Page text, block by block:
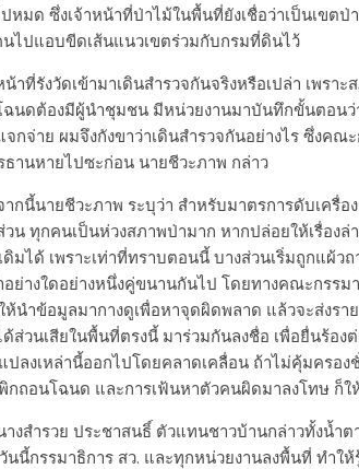
ปหมด ซึ่งเจ้าหน้าที่ป่าไม้ในพื้นที่ยังเชื่อว่าเป็นเข
นไปแอบขีดเส้นแนวเขตร่วมกับกรมที่ดินไว้
น้าที่รังวัดเข้ามาเดินสำรวจกันจริงหรือเปล่า เพ
ฉนดต้องมีผู้นำชุมชน มีหน่วยงานมาบันทึกขั้นตอนว่
กจ่าย ผมจึงกังขาว่าเดินสำรวจกันอย่างไร ซึ่งคณ
ธานหายไปซะก่อน นายชีวะภาพ กล่าว
ากนี้นายชีวะภาพ ระบุว่า สำหรับมาตรการดับเครื่
น ทุกคนเป็นห่วงสภาพป่ามาก หากปล่อยให้เรื่อง
มได้ เพราะเท่าที่ทราบตอนนี้ บางส่วนเริ่มถูกแผ้ว
ย่างใดอย่างหนึ่งคู่ขนานกันไป โดยทางคณะกรรม
ห้นำข้อมูลมากางดูเพื่อหาจุดผิดพลาด แล้วจะส่งร
ด้ส่วนเสียในพื้นที่ตรงนี้ มาร่วมกันลงชื่อ เพื่อยื่นร้อ
ลงเหล่านี้ออกไปโดยคลาดเคลื่อน ถ้าไม่คุ้มครอง
พิกถอนโฉนด และการเฟ้นหาตัวคนผิดมาลงโทษ ก็
างสำรวย ประชาสนธิ์ ตัวแทนชาวบ้านกล่าวทั้งน้
นนี้กรรมาธิการ สว. และทุกหน่วยงานลงพื้นที่ ทำ